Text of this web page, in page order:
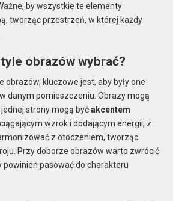
by wszystkie te elementy
tworząc przestrzeń, w której każdy
obrazów wybrać?
obrazów, kluczowe jest, aby były one
danym pomieszczeniu. Obrazy mogą
strony mogą byćakcentem
wzrok i dodającym energii, z
z otoczeniem, tworząc
Przy doborze obrazów warto zwrócić
powinien pasować do charakteru